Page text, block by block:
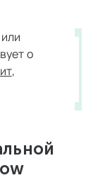
о
,